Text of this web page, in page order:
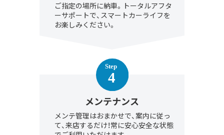
ご指定の場所に納車。トータルアフタ
ーサポートで、スマートカーライフを
お楽しみください。
メンテナンス
メンテ管理はおまかせで、案内に従っ
て、来店するだけ！常に安心安全な状態